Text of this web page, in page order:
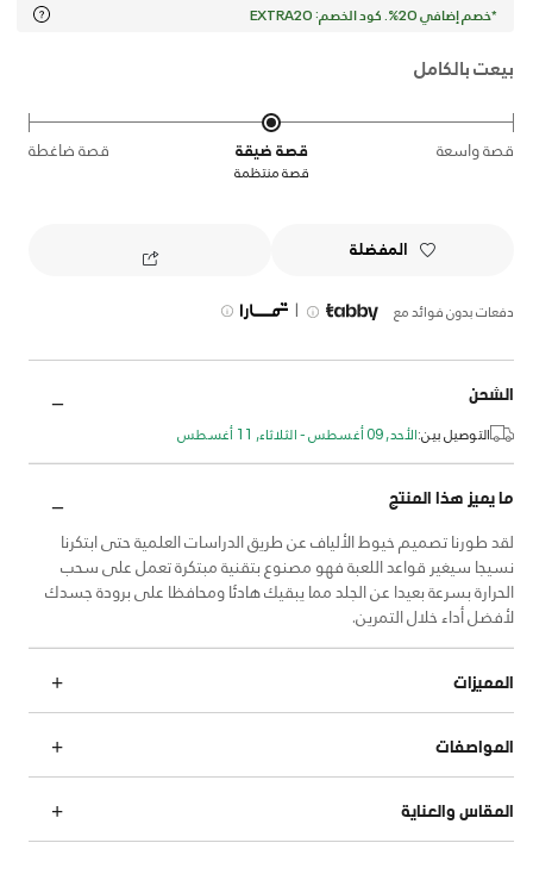
*خصم إضافي 20%. كود الخصم: EXTRA20
بيعت بالكامل
قصة واسعة قصة ضيقة قصة ضاغطة
قصة منتظمة
المفضلة
دفعات بدون فوائد مع |
الشحن
التوصيل بين:الأحد, 09 أغسطس - الثلاثاء, 11 أغسطس
ما يميز هذا المنتج
لقد طورنا تصميم خيوط الألياف عن طريق الدراسات العلمية حتى ابتكرنا
نسيجا سيغير قواعد اللعبة فهو مصنوع بتقنية مبتكرة تعمل على سحب
الحرارة بسرعة بعيدا عن الجلد مما يبقيك هادئا ومحافظا على برودة جسدك
لأفضل أداء خلال التمرين.
المميزات
المواصفات
المقاس والعناية